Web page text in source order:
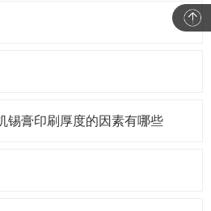
锡膏印刷厚度的因素有哪些